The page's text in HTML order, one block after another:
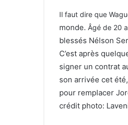
Il faut dire que
monde. Âgé de 20
blessés Nélson
C’est après
signer un contrat
son arrivée cet
pour remplacer
crédit photo: